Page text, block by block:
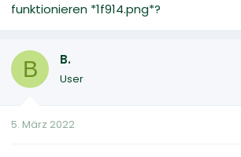
funktionieren *1f914.png*?
B B.
User
5. März 2022